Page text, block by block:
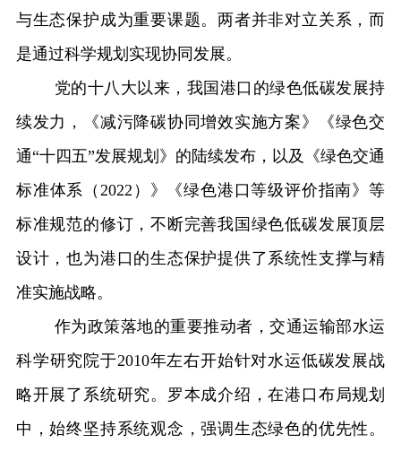
与生态保护成为重要课题。两者并非对立关系，而
是通过科学规划实现协同发展。
党的十八大以来， 我国 港口的绿色低碳发展持
续发力，《减污降碳协同增效实施方案》《绿色交
通“十四五”发展规划》 的陆续发布， 以及
《绿色交通
标准体系（2022）》《绿色港口等级评价指南》等
标准规范的修订 ，不断完善我国 绿色低碳发展顶层
设计 ，也为港口的生态保护提供了系统性支撑与精
准实施战略。
作为政策落地的重要推动者，交通运输部水运
科学研究院于2010年左右开始针对水运低碳发展战
略开展了系统研究。罗本成介绍，在港口布局规划
中，始终坚持系统观念，强调生态绿色的优先性。